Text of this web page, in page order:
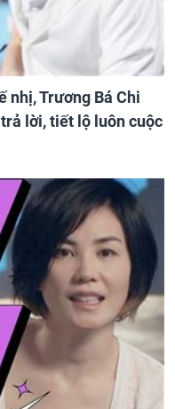
nhị, Trương Bá Chi
lời, tiết lộ luôn cuộc